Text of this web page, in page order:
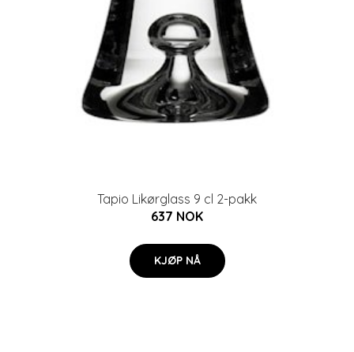
Tapio Likørglass 9 cl 2-pakk
637 NOK
KJØP NÅ